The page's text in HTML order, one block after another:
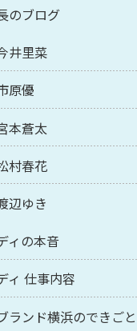
のブログ
井里菜
原優
本蒼太
村春花
辺ゆき
ィの本音
ィ 仕事内容
ランド横浜のできごと